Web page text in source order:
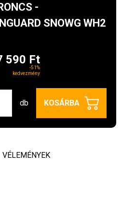
-
SNOWG WH2
590 Ft
-51%
kedvezmény
db KOSÁRBA
VÉLEMÉNYEK